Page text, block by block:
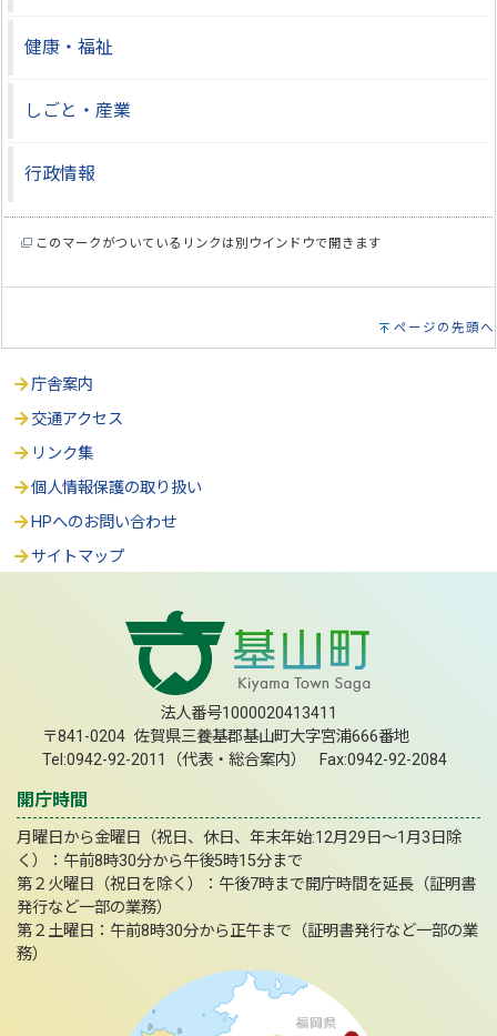
健康・福祉
しごと・産業
行政情報
このマークがついているリンクは別ウインドウで開きます
ページの先頭へ
庁舎案内
交通アクセス
リンク集
個人情報保護の取り扱い
HPへのお問い合わせ
サイトマップ
法人番号1000020413411
〒841-0204 佐賀県三養基郡基山町大字宮浦666番地
Tel:0942-92-2011（代表・総合案内） Fax:0942-92-2084
開庁時間
月曜日から金曜日（祝日、休日、年末年始:12月29日～1月3日除
く）：午前8時30分から午後5時15分まで
第２火曜日（祝日を除く）：午後7時まで開庁時間を延長（証明書
発行など一部の業務）
第２土曜日：午前8時30分から正午まで（証明書発行など一部の業
務）